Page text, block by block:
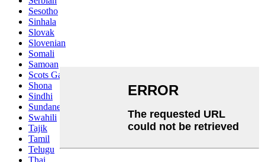
Sesotho
Sinhala
Slovak
Slovenian
Somali
Samoan
Scots Gaelic
Shona
Sindhi
Sundanese
Swahili
Tajik
Tamil
Telugu
Thai